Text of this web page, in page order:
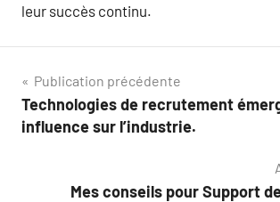
leur succès continu.
Navigation
de
Publication précédente
Technologies de recrutement
influence sur l’industrie.
Mes conseils pour Support